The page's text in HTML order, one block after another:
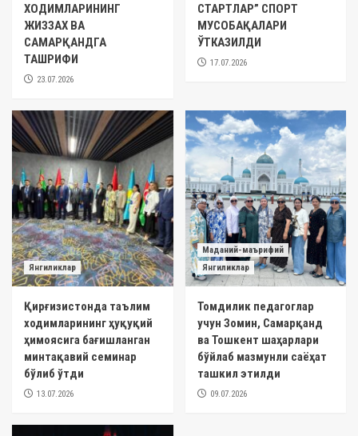
ХОДИМЛАРИНИНГ
ЖИЗЗАХ ВА
САМАРҚАНДГА
ТАШРИФИ
23.07.2026
СТАРТЛАР” СПОРТ
МУСОБАҚАЛАРИ
ЎТКАЗИЛДИ
17.07.2026
Янгиликлар
Қирғизистонда таълим
ходимларининг ҳуқуқий
ҳимоясига бағишланган
минтақавий семинар
бўлиб ўтди
13.07.2026
Маданий-маърифий
Янгиликлар
Томдилик педагоглар
учун Зомин, Самарқанд
ва Тошкент шаҳарлари
бўйлаб мазмунли саёҳат
ташкил этилди
09.07.2026